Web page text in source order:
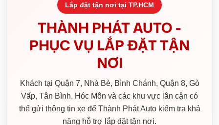
Lắp đặt tận nơi tại TP.HCM
THÀNH PHÁT AUTO -
PHỤC VỤ LẮP ĐẶT TẬN
NƠI
Khách tại Quận 7, Nhà Bè, Bình Chánh, Quận 8, Gò
Vấp, Tân Bình, Hóc Môn và các khu vực lân cận có
thể gửi thông tin xe để Thành Phát Auto kiểm tra khả
năng hỗ trợ lắp đặt tận nơi.